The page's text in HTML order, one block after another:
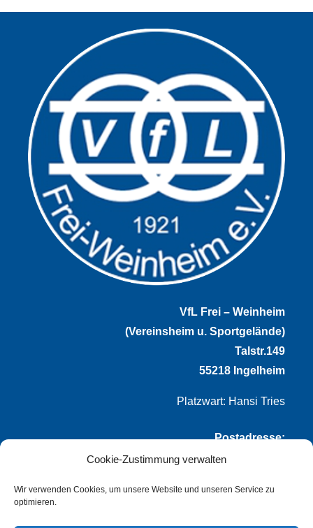
Cookie-Zustimmung verwalten
Wir verwenden Cookies, um unsere Website und unseren Service zu
optimieren.
VfL Frei – Weinheim
(Vereinsheim u. Sportgelände)
Talstr.149
55218 Ingelheim
Platzwart: Hansi Tries
Postadresse:
VfL Frei-Weinheim 1921 e.V.
Thomas Winternheimer